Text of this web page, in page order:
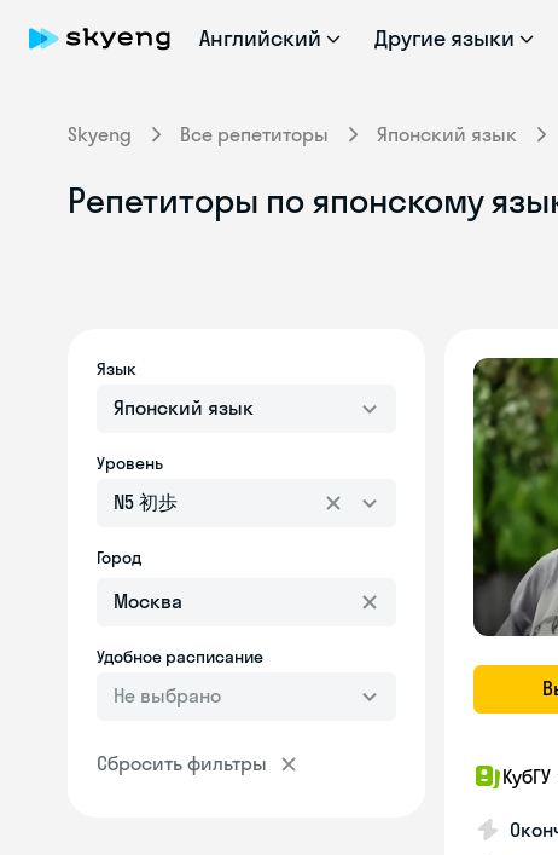
Английский Другие языки
Skyeng Все репетиторы Японский язык
Репетиторы по японскому
Язык
Японский язык
Уровень
N5 初歩
Город
Удобное расписание
Не выбрано
Сбросить фильтры
КубГУ